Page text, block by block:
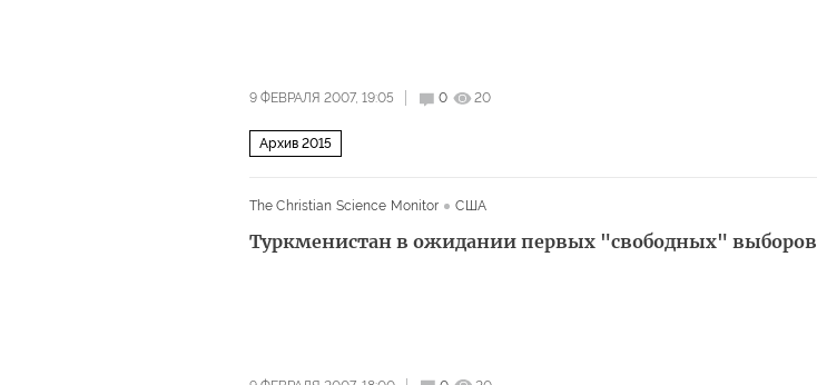
9 ФЕВРАЛЯ 2007, 19:05 0 20
Архив 2015
The Christian Science Monitor США
Туркменистан в ожидании первых "свободных" выборов